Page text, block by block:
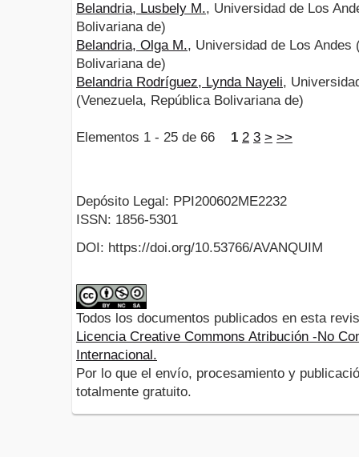
Belandria, Lusbely M., Universidad de Los
Bolivariana de)
Belandria, Olga M., Universidad de Los Andes
Bolivariana de)
Belandria Rodríguez, Lynda Nayeli,
(Venezuela, República Bolivariana de)
Elementos 1 - 25 de 66 1 2 3 > >>
Depósito Legal: PPI200602ME2232
ISSN: 1856-5301
DOI: https://doi.org/10.53766/AVANQUIM
Todos los documentos publicados en esta
Licencia Creative Commons Atribución -No
Internacional.
Por lo que el envío, procesamiento y
totalmente gratuito.